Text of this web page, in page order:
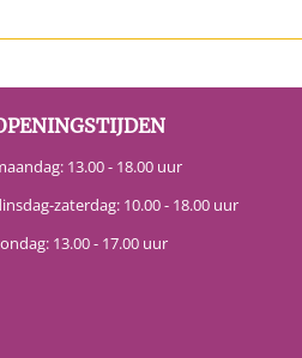
13.00 - 18.00 uur
zaterdag: 10.00 - 18.00 uur
13.00 - 17.00 uur